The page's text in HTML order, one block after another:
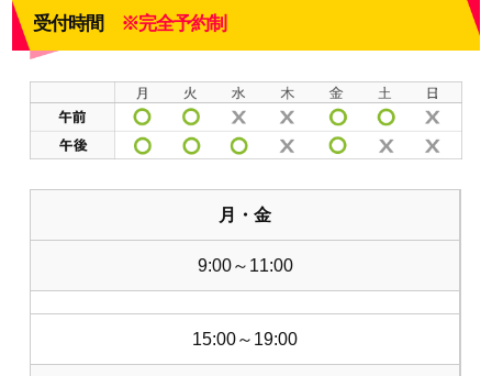
受付時間 ※完全予約制
月・金
9:00～11:00
15:00～19:00